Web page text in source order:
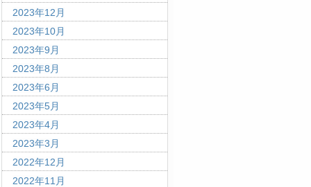
2023年12月
2023年10月
2023年9月
2023年8月
2023年6月
2023年5月
2023年4月
2023年3月
2022年12月
2022年11月